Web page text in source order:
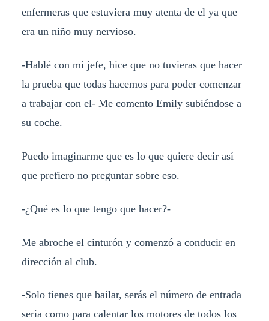
enfermeras que estuviera muy atenta de el ya que
era un niño muy nervioso.
-Hablé con mi jefe, hice que no tuvieras que hacer
la prueba que todas hacemos para poder comenzar
a trabajar con el- Me comento Emily subiéndose a
su coche.
Puedo imaginarme que es lo que quiere decir así
que prefiero no preguntar sobre eso.
-¿Qué es lo que tengo que hacer?-
Me abroche el cinturón y comenzó a conducir en
dirección al club.
-Solo tienes que bailar, serás el número de entrada
seria como para calentar los motores de todos los